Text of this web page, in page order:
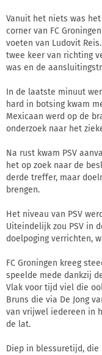
Vanuit het niets was
corner van FC
voeten van Ludovit
twee keer van richting
was en de
In de laatste minuut
hard in botsing kwam
Mexicaan werd op de
onderzoek naar het
Na rust kwam PSV
het op zoek naar de
derde treffer, maar
brengen.
Het niveau van PSV
Uiteindelijk zou PSV in
doelpoging verrichten,
FC Groningen kreeg
speelde mede dankzij
Vlak voor tijd viel die
Bruns die via De Jong
van vrijwel iedereen in
de lat.
Diep in blessuretijd,